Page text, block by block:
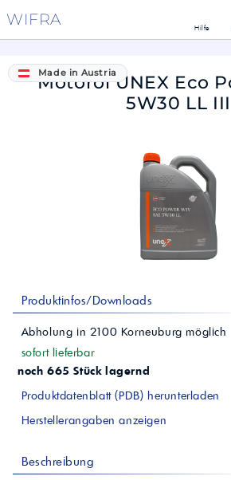
WIFRA Hilfe
Motoröl UNEX Eco
5W30 LL III
Made in Austria
Produktinfos/Downloads
Abholung in 2100 Korneuburg möglich
sofort lieferbar
noch 665 Stück lagernd
Produktdatenblatt (PDB) herunterladen
Herstellerangaben anzeigen
Beschreibung